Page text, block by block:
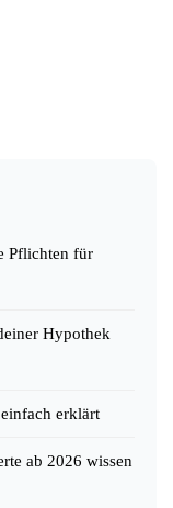
Pflichten für
Hypothek
erklärt
ab 2026 wissen